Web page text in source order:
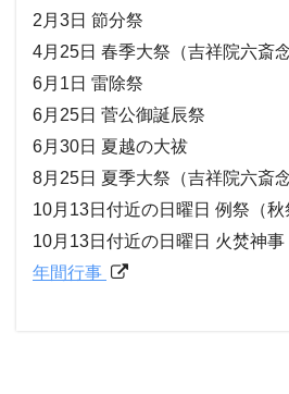
2月3日 節分祭
4月25日 春季大祭（吉祥院六斎念
6月1日 雷除祭
6月25日 菅公御誕辰祭
6月30日 夏越の大祓
8月25日 夏季大祭（吉祥院六斎念
10月13日付近の日曜日 例祭（
10月13日付近の日曜日 火焚神事
年間行事